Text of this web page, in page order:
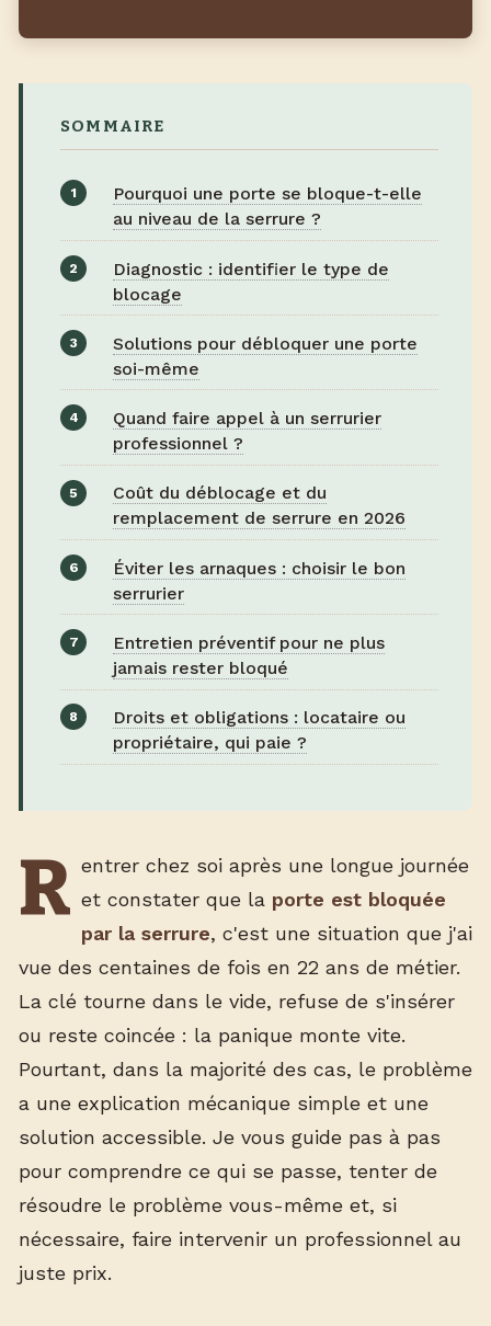
SOMMAIRE
Pourquoi une porte se bloque-t-elle
au niveau de la serrure ?
Diagnostic : identifier le type de
blocage
Solutions pour débloquer une porte
soi-même
Quand faire appel à un serrurier
professionnel ?
Coût du déblocage et du
remplacement de serrure en 2026
Éviter les arnaques : choisir le bon
serrurier
Entretien préventif pour ne plus
jamais rester bloqué
Droits et obligations : locataire ou
propriétaire, qui paie ?
R entrer chez soi après une longue journée
et constater que la porte est bloquée
par la serrure, c'est une situation que j'ai
vue des centaines de fois en 22 ans de métier.
La clé tourne dans le vide, refuse de s'insérer
ou reste coincée : la panique monte vite.
Pourtant, dans la majorité des cas, le problème
a une explication mécanique simple et une
solution accessible. Je vous guide pas à pas
pour comprendre ce qui se passe, tenter de
résoudre le problème vous-même et, si
nécessaire, faire intervenir un professionnel au
juste prix.